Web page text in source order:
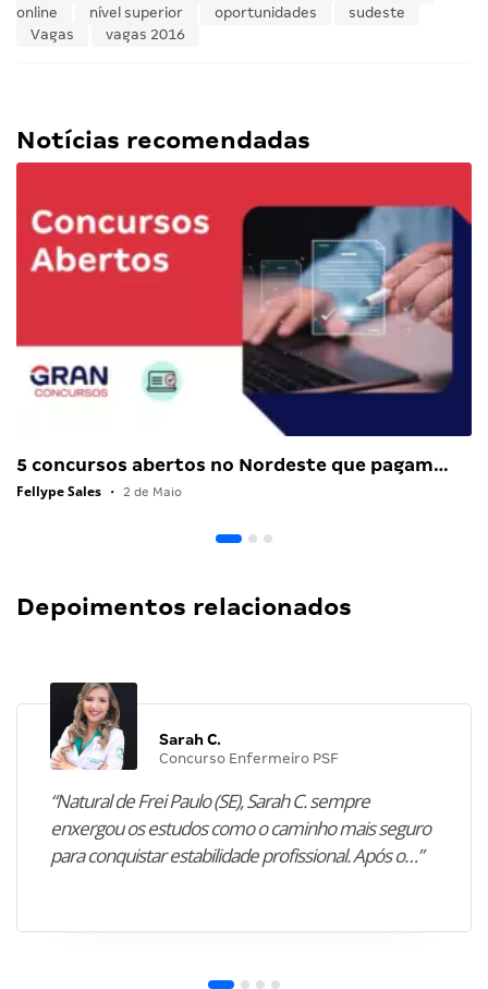
online
nível superior oportunidades
sudeste
Vagas
vagas 2016
Notícias recomendadas
5 concursos abertos no Nordeste que pagam…
Fellype Sales • 2 de Maio
Depoimentos relacionados
Sarah C.
Concurso Enfermeiro PSF
“Natural de Frei Paulo (SE), Sarah C. sempre
enxergou os estudos como o caminho mais seguro
para conquistar estabilidade profissional. Após o…”